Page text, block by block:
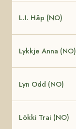
L.I. Håp (NO)
Lykkje Anna (NO)
Lyn Odd (NO)
Lökki Trai (NO)